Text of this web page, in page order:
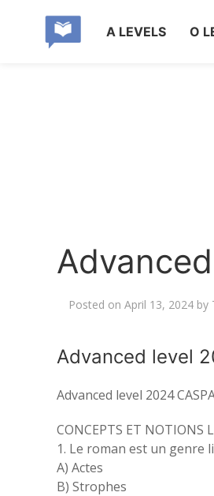
A LEVELS O
Posted on April 13, 2024 by
Advanced level
Advanced level 2024
CONCEPTS ET NOTIONS
1. Le roman est un genre
A) Actes
B) Strophes